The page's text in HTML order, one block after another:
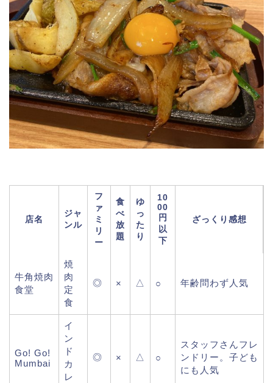
店名
ジャ
ンル
フ
ァ
ミ
リ
ー
食
べ
放
題
ゆ
っ
た
り
10
00
円
以
下
ざっくり感想
牛角焼肉
食堂
焼
肉
定
食
◎ × △ ○ 年齢問わず人気
Go! Go!
Mumbai
イ
ン
ド
カ
レ
◎ × △ ○
スタッフさんフレ
ンドリー。子ども
にも人気